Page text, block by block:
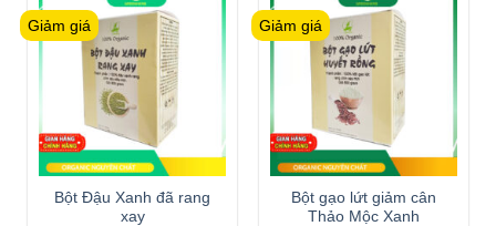
Giảm giá
Bột Đậu Xanh đã rang
xay
Giảm giá
Bột gạo lứt giảm cân
Thảo Mộc Xanh